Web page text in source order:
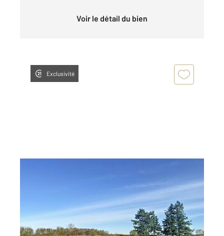
Voir le détail du bien
Exclusivité
Terrain à vendre
59 500 €